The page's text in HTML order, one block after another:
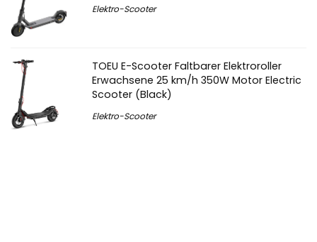
Elektro-Scooter
TOEU E-Scooter Faltbarer Elektroroller
Erwachsene 25 km/h 350W Motor Electric
Scooter (Black)
Elektro-Scooter